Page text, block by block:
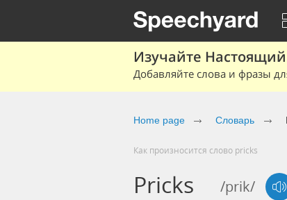
Изучайте
Добавляйте слова и фразы
Home page Словарь
Как произносится слово pricks
Pricks /prik/